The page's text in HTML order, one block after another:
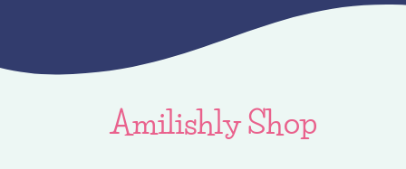
Amilishly Shop